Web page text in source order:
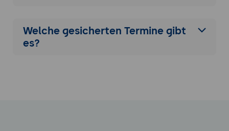
Welche gesicherten Termine gibt
es?